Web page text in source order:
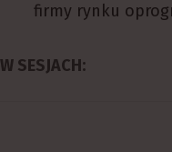
firmy rynku
SESJACH: